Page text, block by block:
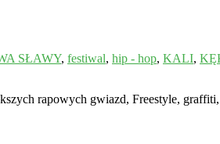
SŁAWY, festiwal, hip - hop, KALI,
rapowych gwiazd, Freestyle,